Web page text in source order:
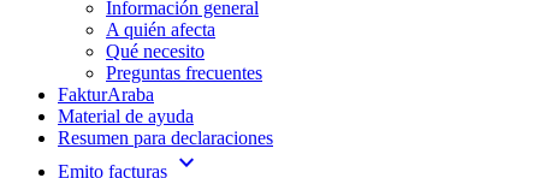
Información general
A quién afecta
Qué necesito
Preguntas frecuentes
FakturAraba
Material de ayuda
Resumen para declaraciones
Emito facturas expand_more